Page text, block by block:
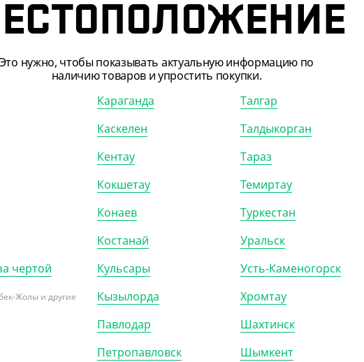
₸
₸/ШТ)
мл, 328*260*100 мм,
10 937.50₸
(87.50 /ШТ)
для рыбы, 1400 мл, 350*135*55
мм, Lamina
УП (125)
10
(84.10
АРТ.
Это нужно, чтобы показывать актуальную информацию по
наличию товаров и упростить покупки.
чертой
Жолы и другие
Караганда
Каскелен
Кентау
Кокшетау
Конаев
Костанай
Кульсары
Кызылорда
Павлодар
Петропавловск
Талгар
Талдыкорган
Тараз
Темиртау
Туркестан
Уральск
Усть-Каменогорск
Хромтау
Шахтинск
Шымкент